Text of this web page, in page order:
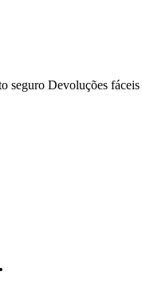
seguro Devoluções fáceis